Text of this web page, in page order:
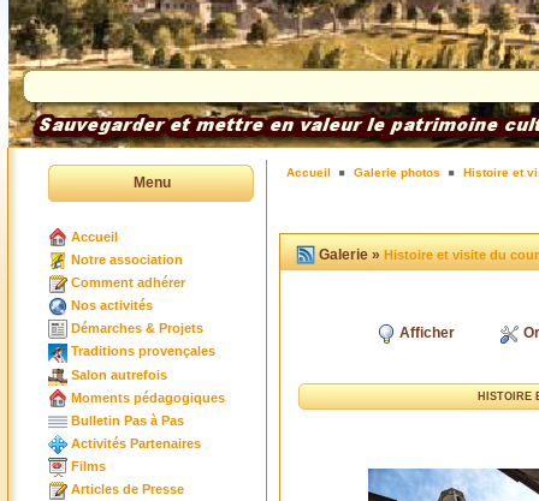
Menu
Accueil
Notre association
Comment adhérer
Nos activités
Démarches & Projets
Traditions provençales
Salon autrefois
Moments pédagogiques
Bulletin Pas à Pas
Activités Partenaires
Films
Articles de Presse
Accueil Galerie photos Histoire et
Galerie »Histoire et visite du
Afficher
HISTOIRE